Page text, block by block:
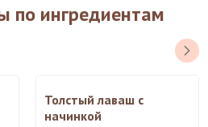
по ингредиентам
Толстый лаваш с
начинкой